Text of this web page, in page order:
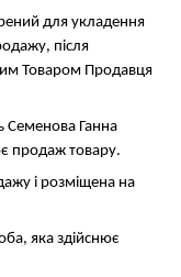
для укладення
після
Товаром Продавця
Семенова Ганна
продаж товару.
і розміщена на
яка здійснює